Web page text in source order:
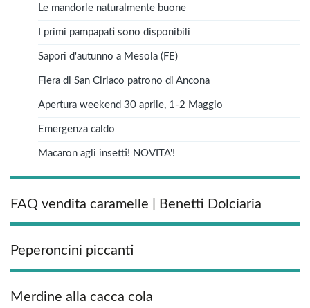
Le mandorle naturalmente buone
I primi pampapati sono disponibili
Sapori d'autunno a Mesola (FE)
Fiera di San Ciriaco patrono di Ancona
Apertura weekend 30 aprile, 1-2 Maggio
Emergenza caldo
Macaron agli insetti! NOVITA'!
FAQ vendita caramelle | Benetti Dolciaria
Peperoncini piccanti
Merdine alla cacca cola